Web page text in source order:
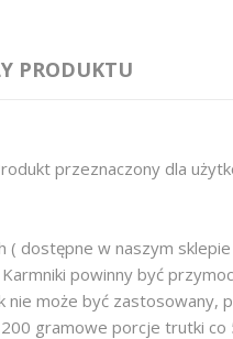
PRODUKTU
przeznaczony dla
dostępne w naszym
powinny być
może być zastosowany,
gramowe porcje trutki